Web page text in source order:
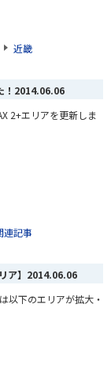
近畿
2014.06.06
2+エリアを更新しま
連記事
】 2014.06.06
以下のエリアが拡大・